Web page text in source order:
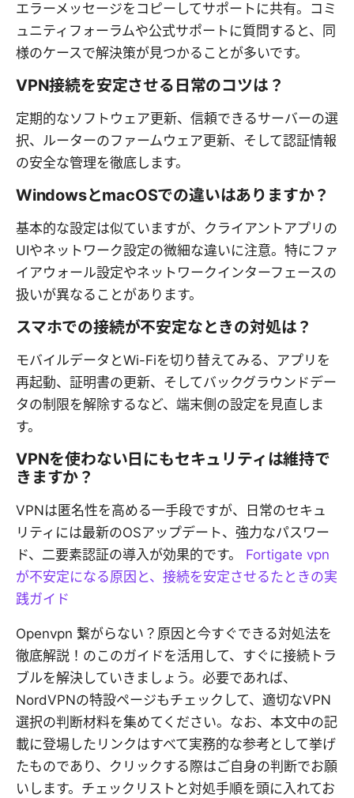
エラーメッセージをコピーしてサポートに共有。コミ
ュニティフォーラムや公式サポートに質問すると、同
様のケースで解決策が見つかることが多いです。
VPN接続を安定させる日常のコツは？
定期的なソフトウェア更新、信頼できるサーバーの選
択、ルーターのファームウェア更新、そして認証情報
の安全な管理を徹底します。
WindowsとmacOSでの違いはありますか？
基本的な設定は似ていますが、クライアントアプリの
UIやネットワーク設定の微細な違いに注意。特にファ
イアウォール設定やネットワークインターフェースの
扱いが異なることがあります。
スマホでの接続が不安定なときの対処は？
モバイルデータとWi-Fiを切り替えてみる、アプリを
再起動、証明書の更新、そしてバックグラウンドデー
タの制限を解除するなど、端末側の設定を見直しま
す。
VPNを使わない日にもセキュリティは維持で
きますか？
VPNは匿名性を高める一手段ですが、日常のセキュ
リティには最新のOSアップデート、強力なパスワー
ド、二要素認証の導入が効果的です。 Fortigate vpn
が不安定になる原因と、接続を安定させるたときの実
践ガイド
Openvpn 繋がらない？原因と今すぐできる対処法を
徹底解説！のこのガイドを活用して、すぐに接続トラ
ブルを解決していきましょう。必要であれば、
NordVPNの特設ページもチェックして、適切なVPN
選択の判断材料を集めてください。なお、本文中の記
載に登場したリンクはすべて実務的な参考として挙げ
たものであり、クリックする際はご自身の判断でお願
いします。チェックリストと対処手順を頭に入れてお